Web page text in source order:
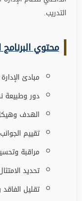
التدريب.
محتوي البرنامج
مبادئ الإدارة
دور وطبيعة
الهدف وهيكل سلسلة
تقييم
مراقبة
تحديد
تقليل